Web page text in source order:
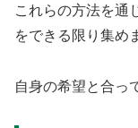
これらの方法を通
をできる限り集め
自身の希望と合っ